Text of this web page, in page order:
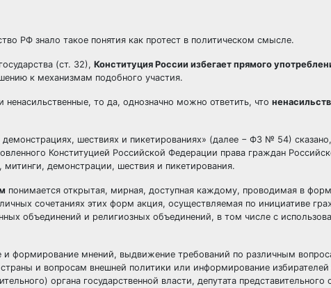
РФ знало такое понятия как протест в политическом смысле.
(ст. 32), Конституция России избегает прямого
к механизмам подобного участия.
то да, однозначно можно ответить, что
шествиях и пикетированиях» (далее − ФЗ № 54)
Конституцией Российской Федерации права граждан
демонстрации, шествия и пикетирования.
понимается открытая, мирная, доступная каждому, проводимая в
сочетаниях этих форм акция, осуществляемая по инициативе
объединений и религиозных объединений, в том числе с
формирование мнений, выдвижение требований по различным
и вопросам внешней политики или информирование избирателей
органа государственной власти, депутата представительного